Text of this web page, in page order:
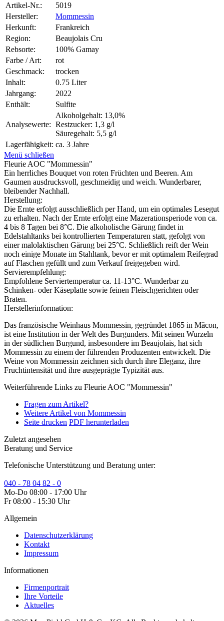
Artikel-Nr.:
5019
Hersteller:
Mommessin
Herkunft:
Frankreich
Region:
Beaujolais Cru
Rebsorte:
100% Gamay
Farbe / Art:
rot
Geschmack:
trocken
Inhalt:
0.75 Liter
Jahrgang:
2022
Enthält:
Sulfite
Analysewerte:
Alkoholgehalt: 13,0%
Restzucker: 1,3 g/l
Säuregehalt: 5,5 g/l
Lagerfähigkeit: ca. 3 Jahre
Menü schließen
Fleurie AOC "Mommessin"
Ein herrliches Bouquet von roten Früchten und Beeren. Am
Gaumen ausdrucksvoll, geschmeidig und weich. Wunderbarer,
bleibender Nachhall.
Herstellung:
Die Ernte erfolgt ausschließlich per Hand, um ein optimales Lesegut
zu erhalten. Nach der Ernte erfolgt eine Mazerationsperiode von ca.
4 bis 8 Tagen bei 8°C. Die alkoholische Gärung findet in
Edelstahltanks bei kontrollierten Temperaturen statt, gefolgt von
einer malolaktischen Gärung bei 25°C. Schließlich reift der Wein
noch einige Monate im Stahltank, bevor er mit optimalem Reifegrad
auf Flaschen gefüllt und zum Verkauf freigegeben wird.
Servierempfehlung:
Empfohlene Serviertemperatur ca. 11-13°C. Wunderbar zu
Schinken- oder Käseplatte sowie feinen Fleischgerichten oder
Braten.
Herstellerinformation:
Das französische Weinhaus Mommessin, gegründet 1865 in Mâcon,
ist eine Institution in der Welt des Burgunders. Mit seinen Wurzeln
in der südlichen Burgund, insbesondere im Beaujolais, hat sich
Mommessin zu einem der führenden Produzenten entwickelt. Die
Weine von Mommessin zeichnen sich durch ihre Eleganz, ihre
Fruchtintensität und ihre ausgeprägte Typizität aus.
Weiterführende Links zu Fleurie AOC "Mommessin"
Fragen zum Artikel?
Weitere Artikel von Mommessin
Seite drucken PDF herunterladen
Zuletzt angesehen
Beratung und Service
Telefonische Unterstützung und Beratung unter:
040 - 78 04 82 - 0
Mo-Do 08:00 - 17:00 Uhr
Fr 08:00 - 15:30 Uhr
Allgemein
Datenschutzerklärung
Kontakt
Impressum
Informationen
Firmenportrait
Ihre Vorteile
Aktuelles